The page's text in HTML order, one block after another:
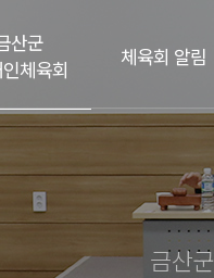
산군
체육회
체육회 알림
금산